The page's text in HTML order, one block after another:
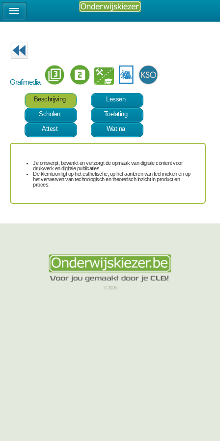
Grafimedia
Beschrijving
Lessen
Scholen
Toelating
Attest
Wat na
Je ontwerpt, bewerkt en verzorgt de opmaak van digitale content voor
drukwerk en digitale publicaties.
De klemtoon ligt op het esthetische, op het aanleren van technieken en op
het verwerven van technologisch en theoretisch inzicht in product en
proces.
© 2026